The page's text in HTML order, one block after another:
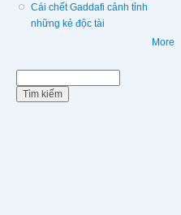
Cái chết Gaddafi cảnh tỉnh
những kẻ độc tài
More